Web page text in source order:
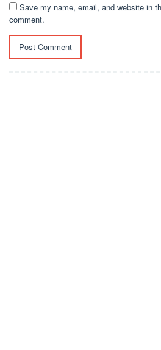
Save my name, email, and website in
comment.